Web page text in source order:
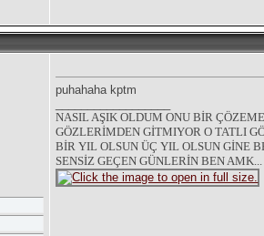
puhahaha kptm
NASIL AŞIK OLDUM ONU BİR
GÖZLERİMDEN GİTMIYOR O TATLI
BİR YIL OLSUN ÜÇ YIL OLSUN GİNE
SENSİZ GEÇEN GÜNLERİN BEN AMK...